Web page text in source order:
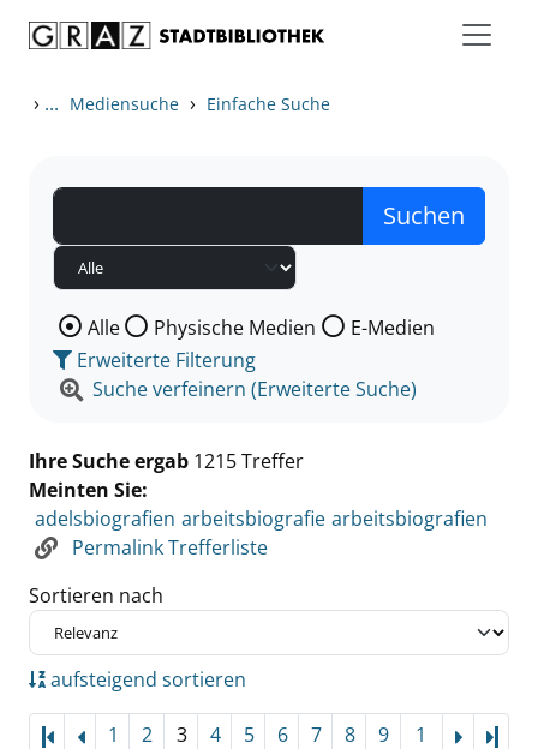
› ... Mediensuche › Einfache Suche
Wählen Sie die Medienart nach der Sie suchen wollen.
Alle Physische Medien
E-Medien
Erweiterte Filterung
Suche verfeinern (Erweiterte Suche)
Ihre Suche ergab 1215 Treffer
Meinten Sie:
adelsbiografien arbeitsbiografie arbeitsbiografien
Permalink Trefferliste
Sortieren nach
aufsteigend sortieren
1 2 3 4 5 6 7 8 9
1